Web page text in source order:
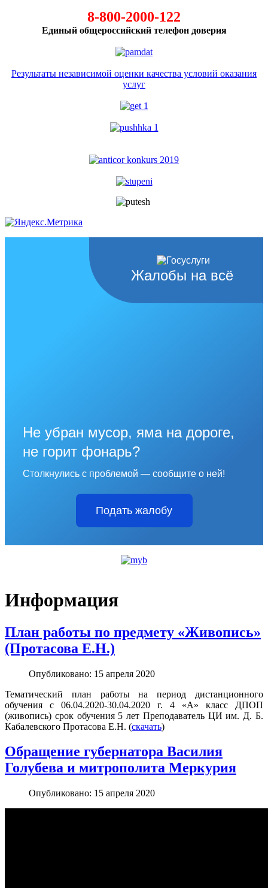
8-800-2000-122
Единый общероссийский телефон доверия
Результаты независимой оценки качества условий оказания
услуг
Жалобы на всё
Не убран мусор, яма на дороге,
не горит фонарь?
Столкнулись с проблемой — сообщите о ней!
Подать жалобу
Информация
План работы по предмету «Живопись»
(Протасова Е.Н.)
Опубликовано: 15 апреля 2020
Тематический план работы на период дистанционного
обучения с 06.04.2020-30.04.2020 г. 4 «А» класс ДПОП
(живопись) срок обучения 5 лет Преподаватель ЦИ им. Д. Б.
Кабалевского Протасова Е.Н. (скачать)
Обращение губернатора Василия
Голубева и митрополита Меркурия
Опубликовано: 15 апреля 2020